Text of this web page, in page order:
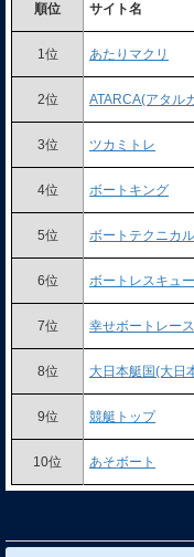
順位 サイト名
1位 あたりマクリ
2位 ATARCA(アタル
3位 ツカミトレ
4位 ボートキング
5位 ボートテクニカル
6位 ボートレスキュー
7位 幸せボートレース
8位 大日本艇国(大日
9位 競艇トップ
10位 あそボート